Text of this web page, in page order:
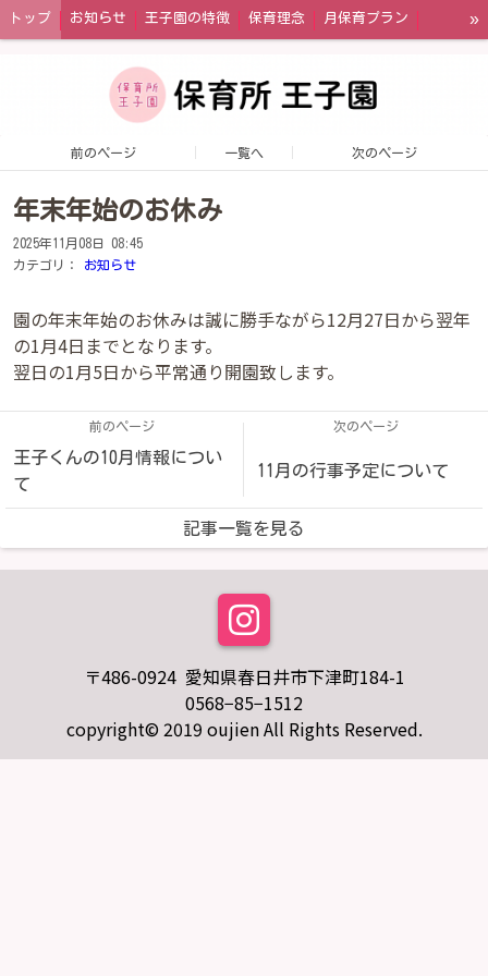
トップ お知らせ 王子園の特徴 保育理念 月保育プラン
園内の風景 年間イベント お問い合わせ
»
前のページ 一覧へ 次のページ
年末年始のお休み
2025年11月08日 08:45
カテゴリ：
お知らせ
園の年末年始のお休みは誠に勝手ながら12月27日から翌年
の1月4日までとなります。
翌日の1月5日から平常通り開園致します。
前のページ
王子くんの10月情報につい
て
次のページ
11月の行事予定について
記事一覧を見る
〒486-0924 愛知県春日井市下津町184-1
0568−85−1512
copyright© 2019 oujien All Rights Reserved.